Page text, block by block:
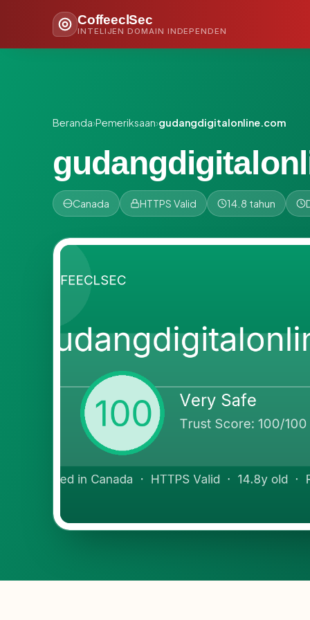
CoffeeclSec
INTELIJEN DOMAIN INDEPENDEN
Beranda›Pemeriksaan›gudangdigitalonline.com
Canada HTTPS Valid 14.8 tahun